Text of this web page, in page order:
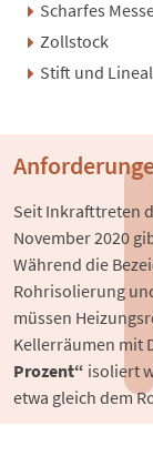
Scharfes
Zollstock
Stift und Lineal
Seit Inkrafttreten
November 2020
Während die
Rohrisolierung
müssen
Kellerräumen mit
Prozent“ isoliert
etwa gleich dem